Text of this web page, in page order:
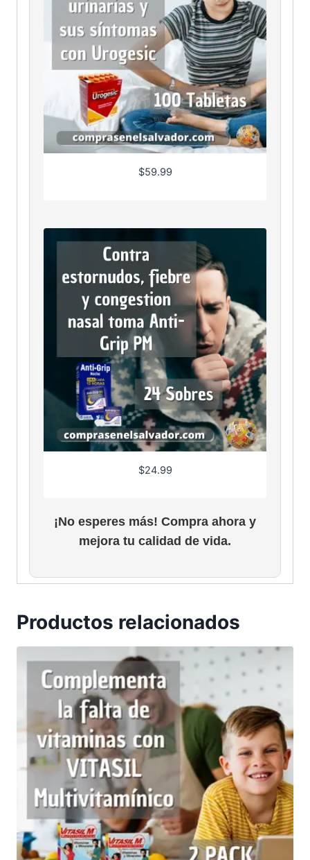
$59.99
$24.99
¡No esperes más! Compra ahora y
mejora tu calidad de vida.
Productos relacionados